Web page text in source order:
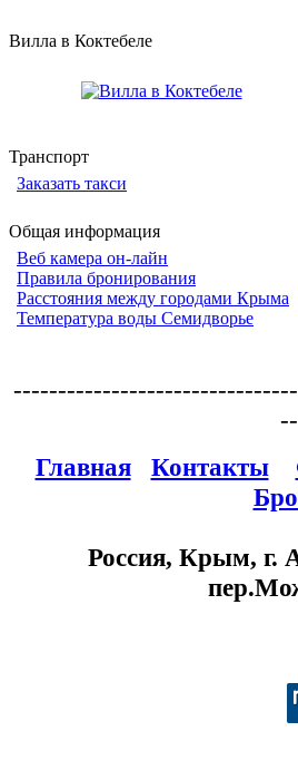
Вилла в Коктебеле
Транспорт
Заказать такси
Общая информация
Веб камера он-лайн
Правила бронирования
Расстояния между городами Крыма
Температура воды Семидворье
Главная
Контакты
Россия, Крым, г.